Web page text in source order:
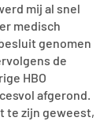
mij al snel
medisch
genomen
de
HBO
afgerond.
te zijn geweest,